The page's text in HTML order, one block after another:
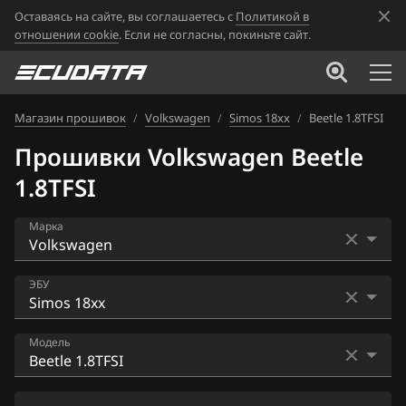
Оставаясь на сайте, вы соглашаетесь с Политикой в
отношении cookie. Если не согласны, покиньте сайт.
Магазин прошивок / Volkswagen / Simos 18xx / Beetle 1.8TFSI
Прошивки Volkswagen Beetle
1.8TFSI
Марка
Acura
Alfa Romeo
ATLAS
ЭБУ
Bosch EDC16U1
Bosch EDC16U34
Модель